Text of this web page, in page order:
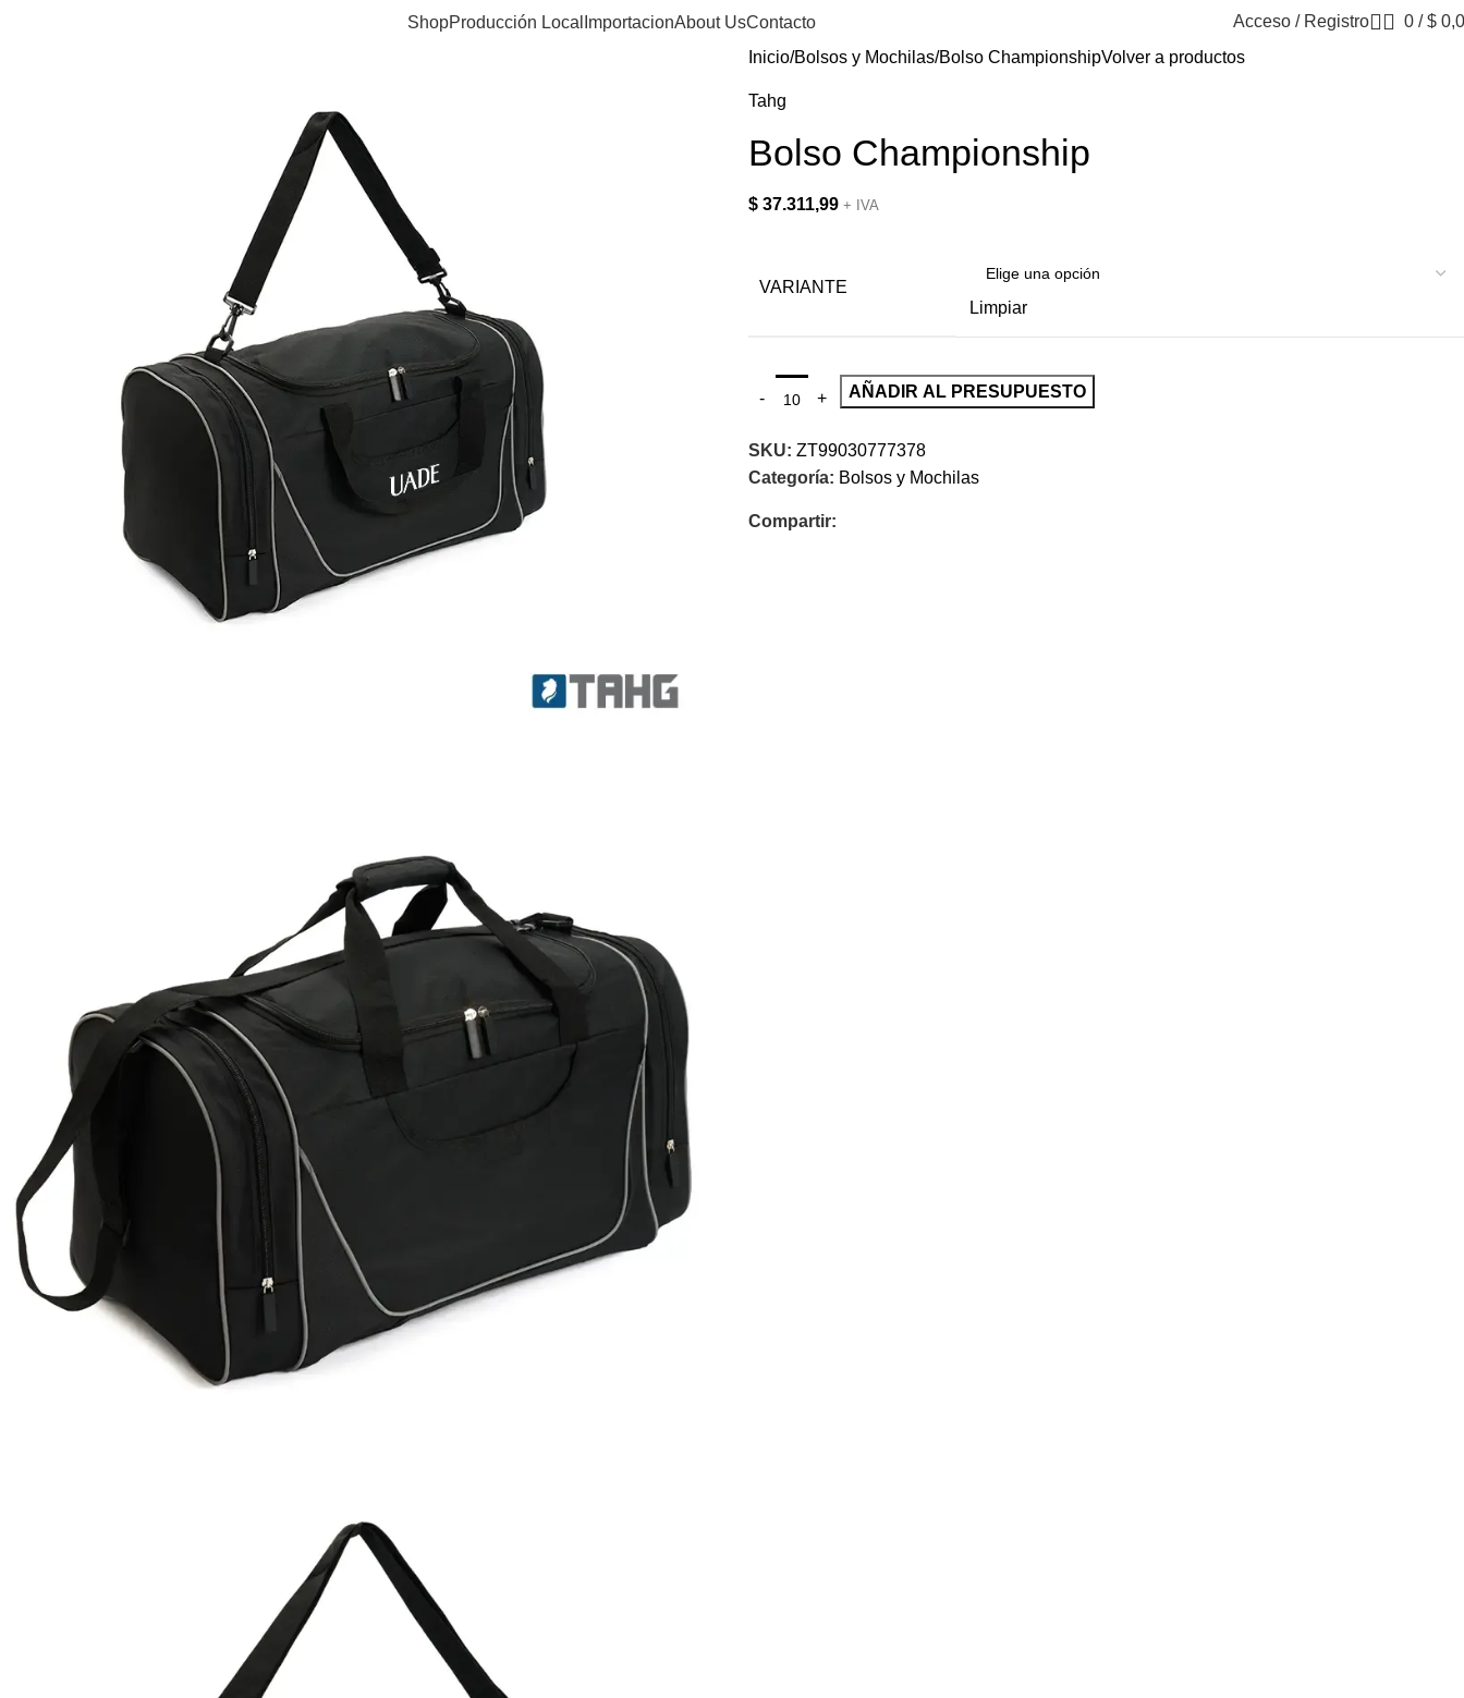
ShopProducción Local ImportacionAbout UsContacto Acceso / Registro 0 / $
Inicio Bolsos y Mochilas Bolso ChampionshipVolver a productos
Tahg
Bolso Championship
$ 37.311,99 + IVA
VARIANTE
Limpiar
AÑADIR AL PRESUPUESTO
SKU: ZT99030777378
Categoría: Bolsos y Mochilas
Compartir: